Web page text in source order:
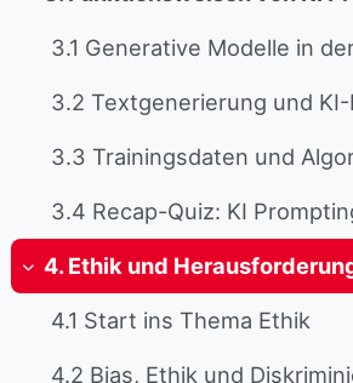
Collapse
3.1 Generative Modelle in
3.3 Trainingsdaten und
3.4 Recap-Quiz: KI
Collapse
4.1 Start ins Thema Ethik